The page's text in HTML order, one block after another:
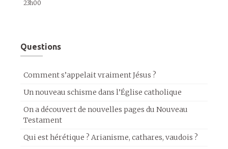
23h00
Questions
Comment s’appelait vraiment Jésus ?
Un nouveau schisme dans l’Église catholique
On a découvert de nouvelles pages du Nouveau
Testament
Qui est hérétique ? Arianisme, cathares, vaudois ?